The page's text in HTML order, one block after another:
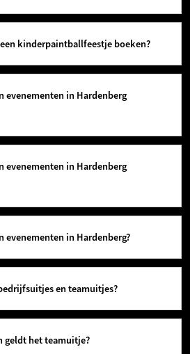
kinderpaintballfeestje boeken?
evenementen in Hardenberg
evenementen in Hardenberg
evenementen in Hardenberg?
en teamuitjes?
geldt het teamuitje?